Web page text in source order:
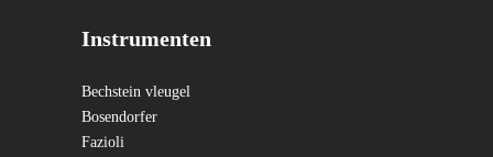
Instrumenten
Bechstein vleugel
Bosendorfer
Fazioli